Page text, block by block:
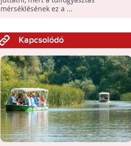
mérséklésének ez a ...
Kapcsolódó